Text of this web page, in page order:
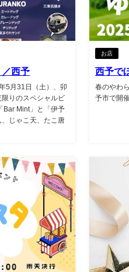
西予
5月31日（土）、卯
りのスペシャルビ
Bar Mint」と「伊予
じゃこ天、たこ唐
お店
西予で
春のやわ
予市で開